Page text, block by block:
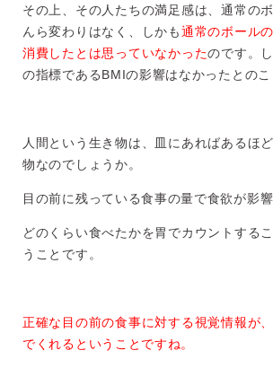
その上、その人たちの満足感は、通常の
んら変わりはなく、しかも通常のボール
消費したとは思っていなかったのです。
の指標であるBMIの影響はなかったとのこ
人間という生き物は、皿にあればあるほ
物なのでしょうか。
目の前に残っている食事の量で食欲が影
どのくらい食べたかを胃でカウントする
うことです。
正確な目の前の食事に対する視覚情報が
でくれるということですね。